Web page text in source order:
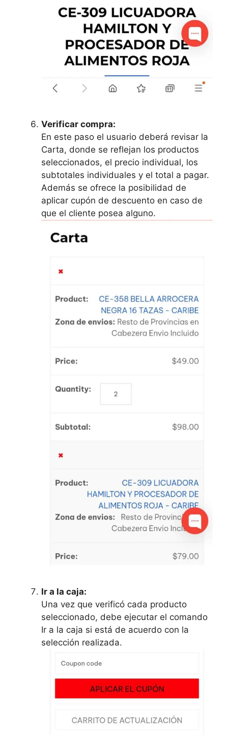
Verificar compra:
En este paso el usuario deberá revisar la
Carta, donde se reflejan los productos
seleccionados, el precio individual, los
subtotales individuales y el total a pagar.
Además se ofrece la posibilidad de
aplicar cupón de descuento en caso de
que el cliente posea alguno.
Ir a la caja:
Una vez que verificó cada producto
seleccionado, debe ejecutar el comando
Ir a la caja si está de acuerdo con la
selección realizada.